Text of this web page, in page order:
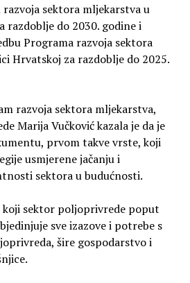
sektora mljekarstva u
razdoblje do 2030. godine i
Programa razvoja sektora
Hrvatskoj za razdoblje do 2025.
razvoja sektora mljekarstva,
Marija Vučković kazala je da je
prvom takve vrste, koji
usmjerene jačanju i
sektora u budućnosti.
koji sektor poljoprivrede poput
sve izazove i potrebe s
šire gospodarstvo i